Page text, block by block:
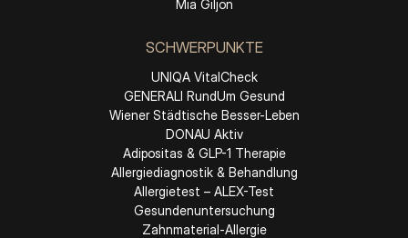
Mia Giljon
SCHWERPUNKTE
UNIQA VitalCheck
GENERALI RundUm Gesund
Wiener Städtische Besser-Leben
DONAU Aktiv
Adipositas & GLP-1 Therapie
Allergiediagnostik & Behandlung
Allergietest – ALEX-Test
Gesundenuntersuchung
Zahnmaterial-Allergie